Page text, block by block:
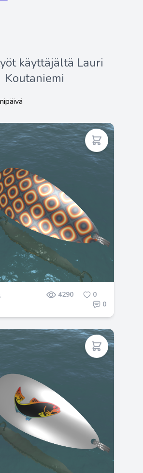
käyttäjältä Lauri
Koutaniemi
4290
0
0